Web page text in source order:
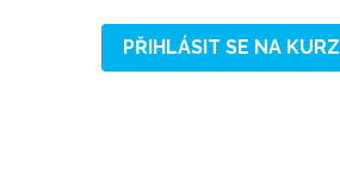
PŘIHLÁSIT SE NA KURZ